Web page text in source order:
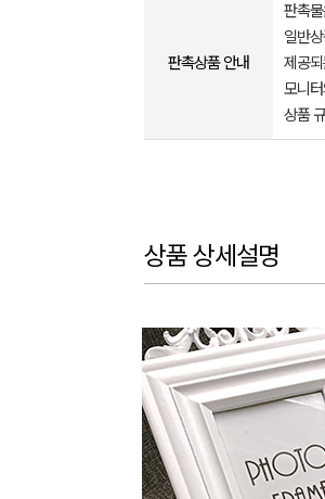
판촉상품 안내
판촉
일반
제공
모니
상품
상품 상세설명